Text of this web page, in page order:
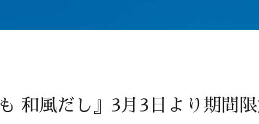
和風だし』3月3日より期間限